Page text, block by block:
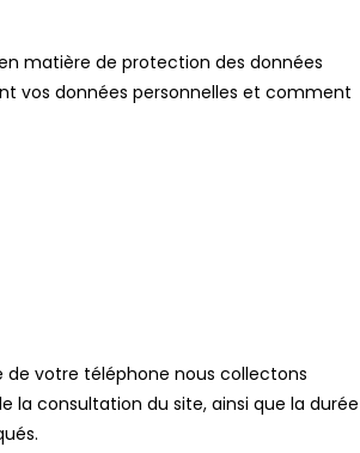
matière de protection des données
vos données personnelles et comment
de votre téléphone nous collectons
la consultation du site, ainsi que la durée